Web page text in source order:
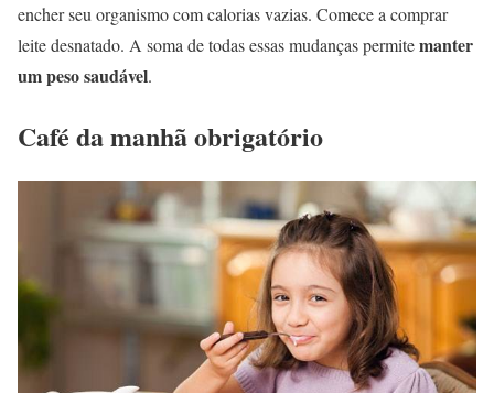
encher seu organismo com calorias vazias. Comece a comprar
leite desnatado. A soma de todas essas mudanças permitemanter
um peso saudável.
Café da manhã obrigatório